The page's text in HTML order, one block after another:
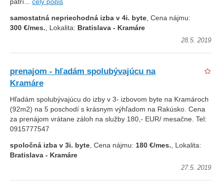
patrí... celý popis
samostatná nepriechodná izba v 4i. byte, Cena nájmu:
300 €/mes., Lokalita: Bratislava - Kramáre
28.5. 2019
prenajom - hľadám spolubývajúcu na
Kramáre
Hľadám spolubývajúcu do izby v 3- izbovom byte na Kramároch
(92m2) na 5 poschodí s krásnym výhľadom na Rakúsko. Cena
za prenájom vrátane záloh na služby 180,- EUR/ mesačne. Tel:
0915777547
spoločná izba v 3i. byte, Cena nájmu: 180 €/mes., Lokalita:
Bratislava - Kramáre
27.5. 2019